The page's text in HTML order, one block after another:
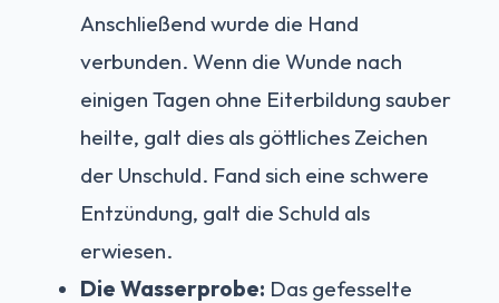
Anschließend wurde die Hand
verbunden. Wenn die Wunde nach
einigen Tagen ohne Eiterbildung sauber
heilte, galt dies als göttliches Zeichen
der Unschuld. Fand sich eine schwere
Entzündung, galt die Schuld als
erwiesen.
Die Wasserprobe: Das gefesselte